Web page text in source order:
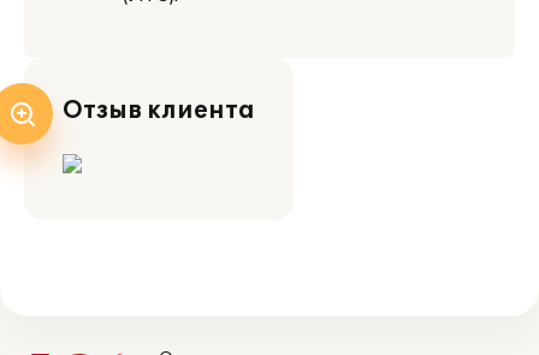
Отзыв клиента